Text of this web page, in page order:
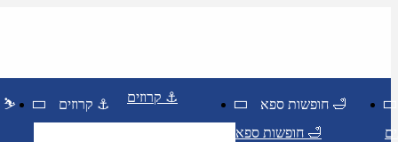
חופשות סקי ⛷️
קרוזים ⚓ קרוזים ⚓
חופשות ספא 🛁
חופשות ספא 🛁